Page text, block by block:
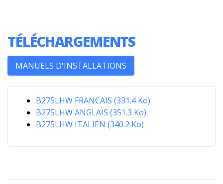
TÉLÉCHARGEMENTS
MANUELS D'INSTALLATIONS
B275LHW FRANCAIS (331.4 Ko)
B275LHW ANGLAIS (351.3 Ko)
B275LHW ITALIEN (340.2 Ko)